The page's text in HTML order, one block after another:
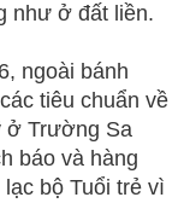
như ở đất liền.
ngoài bánh
tiêu chuẩn về
ở Trường Sa
báo và hàng
bộ Tuổi trẻ vì